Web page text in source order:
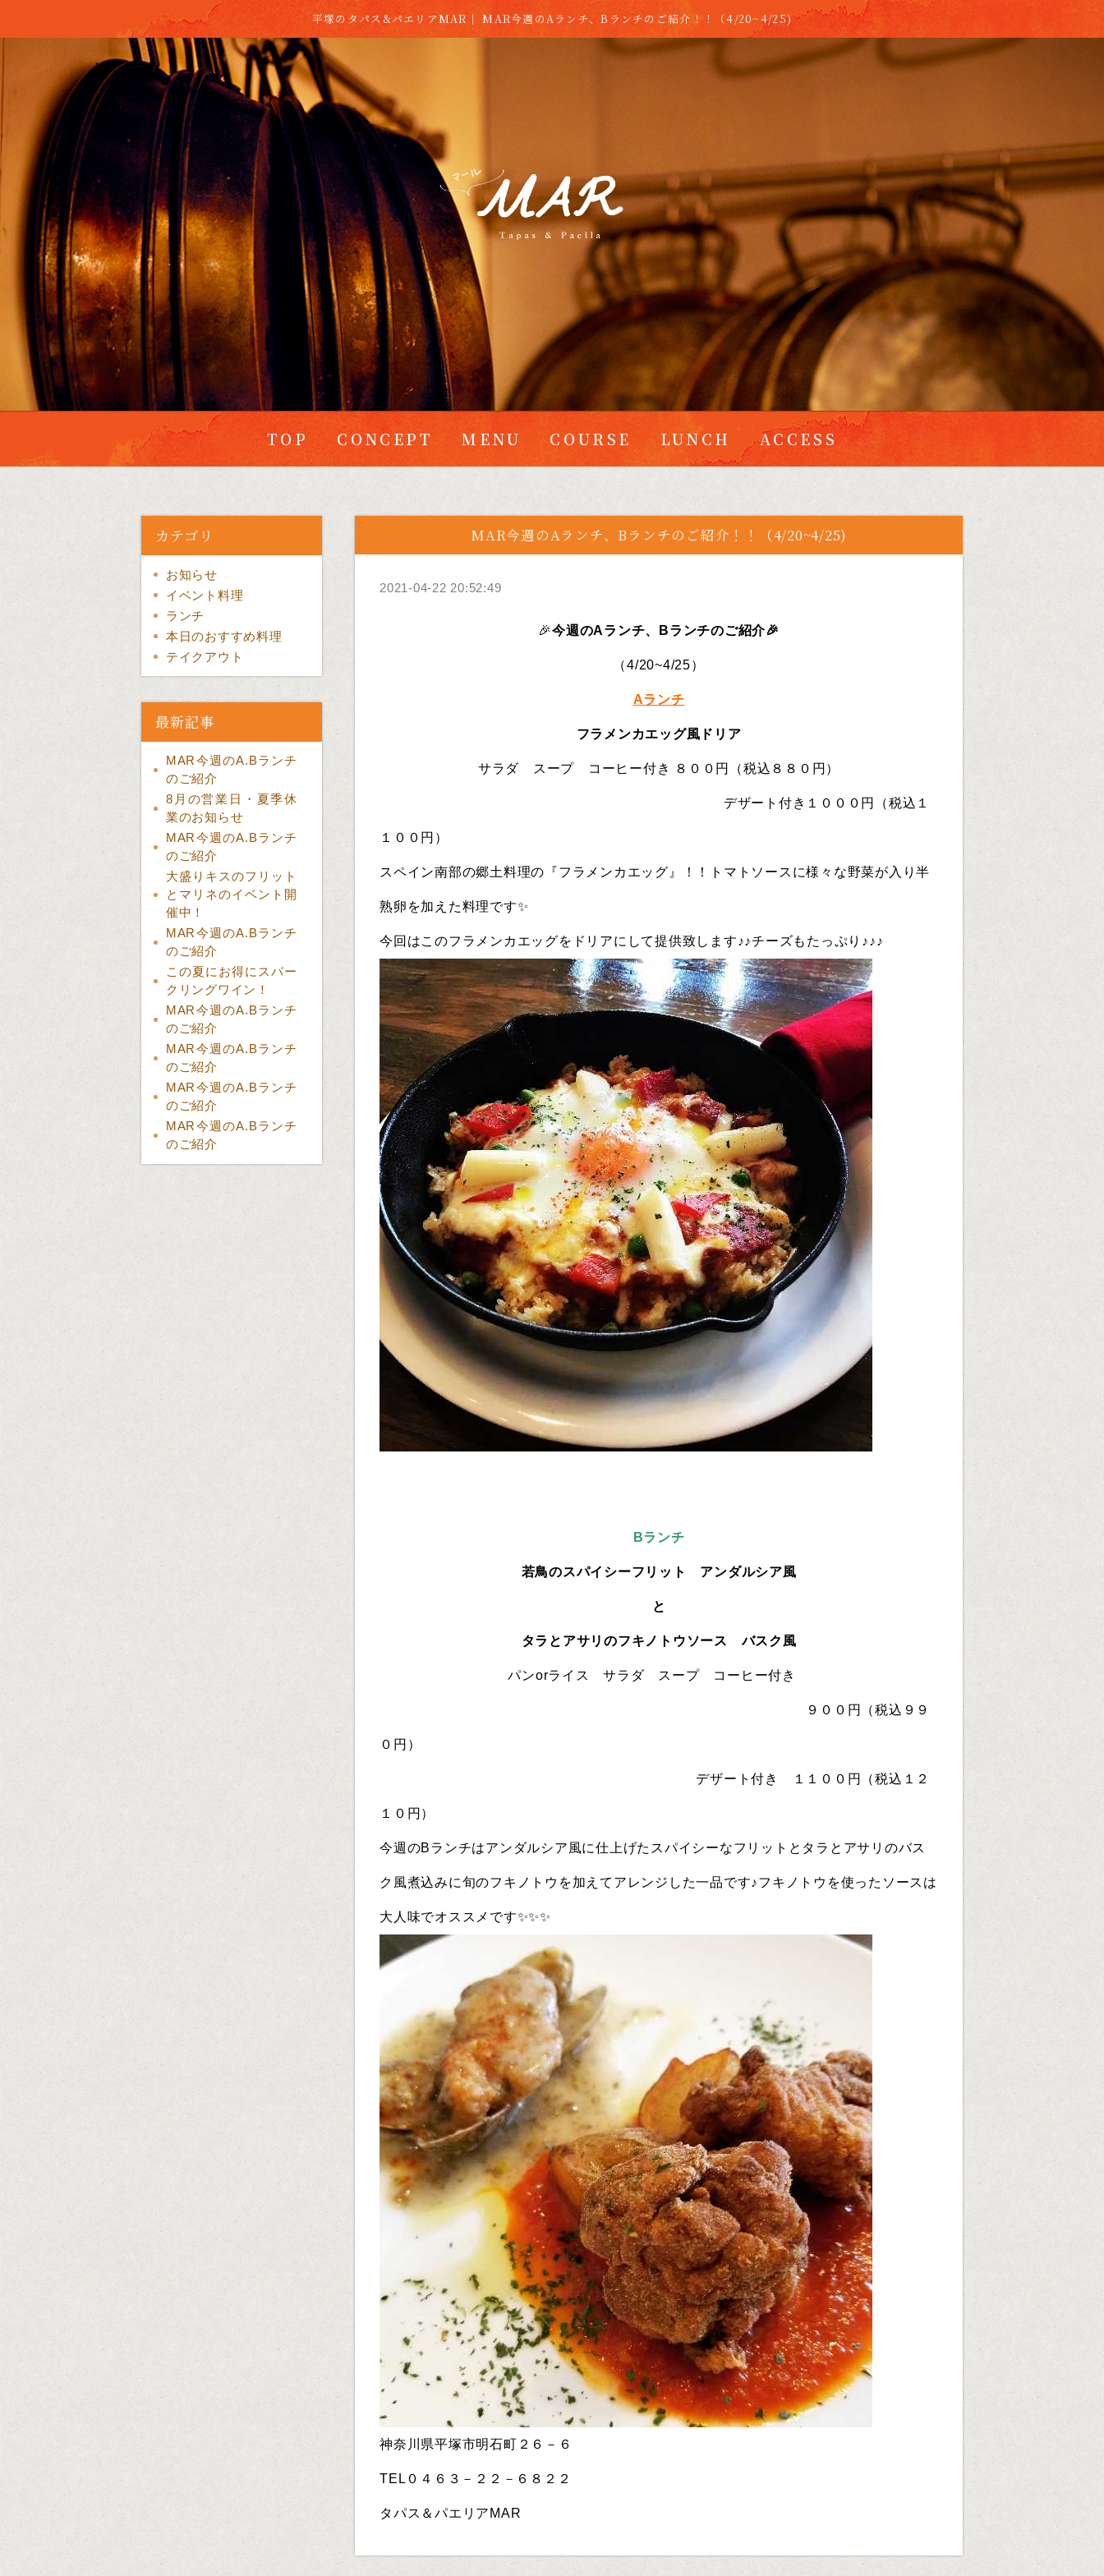
平塚のタパス&パエリアMAR｜ MAR今週のAランチ、Bランチのご紹介！！（4/20~4/25)
TOP CONCEPT MENU COURSE LUNCH ACCESS
カテゴリ
お知らせ
イベント料理
ランチ
本日のおすすめ料理
テイクアウト
最新記事
MAR今週のA.Bランチ
のご紹介
8月の営業日・夏季休
業のお知らせ
MAR今週のA.Bランチ
のご紹介
大盛りキスのフリット
とマリネのイベント開
催中！
MAR今週のA.Bランチ
のご紹介
この夏にお得にスパー
クリングワイン！
MAR今週のA.Bランチ
のご紹介
MAR今週のA.Bランチ
のご紹介
MAR今週のA.Bランチ
のご紹介
MAR今週のA.Bランチ
のご紹介
MAR今週のAランチ、Bランチのご紹介！！（4/20~4/25)
2021-04-22 20:52:49
🎉今週のAランチ、Bランチのご紹介🎉
（4/20~4/25）
Aランチ
フラメンカエッグ風ドリア
サラダ スープ コーヒー付き ８００円（税込８８０円）
デザート付き１０００円（税込１
１００円）
スペイン南部の郷土料理の『フラメンカエッグ』！！トマトソースに様々な野菜が入り半
熟卵を加えた料理です✨
今回はこのフラメンカエッグをドリアにして提供致します♪♪チーズもたっぷり♪♪♪
Bランチ
若鳥のスパイシーフリット アンダルシア風
と
タラとアサリのフキノトウソース バスク風
パンorライス サラダ スープ コーヒー付き
９００円（税込９９
０円）
デザート付き １１００円（税込１２
１０円）
今週のBランチはアンダルシア風に仕上げたスパイシーなフリットとタラとアサリのバス
ク風煮込みに旬のフキノトウを加えてアレンジした一品です♪フキノトウを使ったソースは
大人味でオススメです✨✨✨
神奈川県平塚市明石町２６－６
TEL０４６３－２２－６８２２
タパス＆パエリアMAR